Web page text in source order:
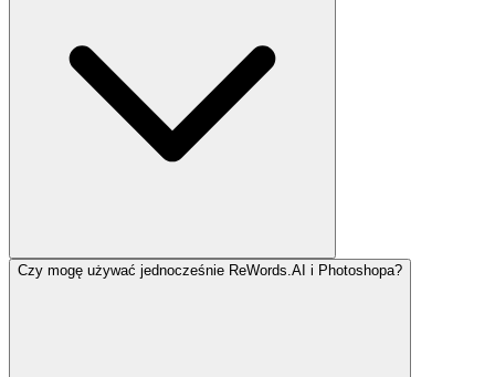
Czy mogę używać jednocześnie ReWords.AI i Photoshopa?